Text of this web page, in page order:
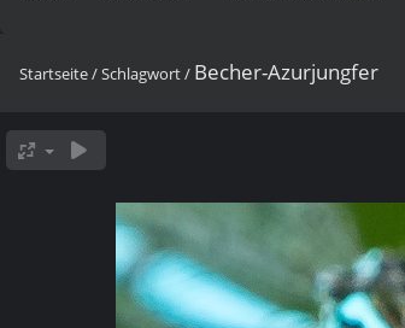
Startseite/Schlagwort/ Becher-Azurjungfer